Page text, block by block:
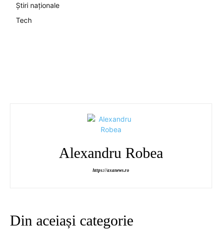
Știri naționale
Tech
Alexandru Robea
https://axanews.ro
Din aceiași categorie